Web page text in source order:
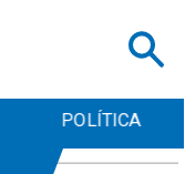
POLÍTICA